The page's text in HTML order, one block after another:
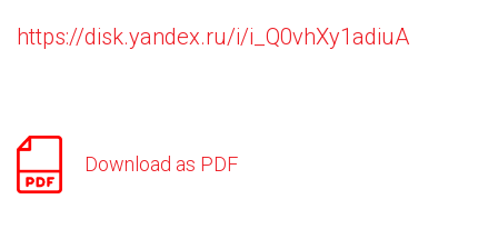
https://disk.yandex.ru/i/i_Q0vhXy1adiuA
Download as PDF